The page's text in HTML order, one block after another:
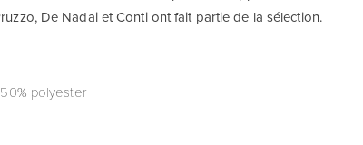
De Nadai et Conti ont fait partie de la sélection.
polyester